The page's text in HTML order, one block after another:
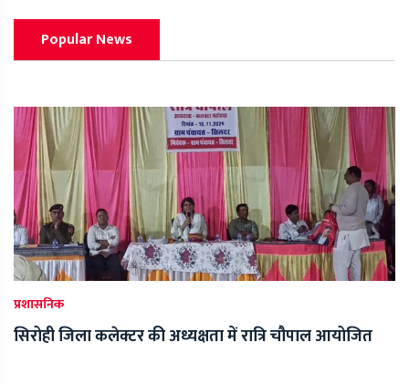
Popular News
प्रशासनिक
सिरोही जिला कलेक्टर की अध्यक्षता में रात्रि चौपाल आयोजित